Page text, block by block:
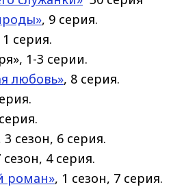
, 9 серия.
1 серия.
1-3 серии.
любовь», 8 серия.
3 сезон, 6 серия.
сезон, 4 серия.
роман», 1 сезон, 7 серия.